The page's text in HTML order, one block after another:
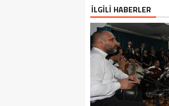
İLGİLİ HABERLER